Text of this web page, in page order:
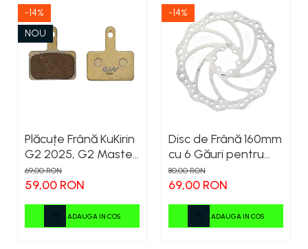
-14%
NOU
Plăcuțe Frână KuKirin
G2 2025, G2 Master,
G3 Pro, G4 – Set 2
Bucăți (Față sau
69,00 RON
59,00 RON
ADAUGA IN COS
-14%
Disc de Frână 160mm
cu 6 Găuri pentru
Trotinete Electrice
KuKirin G4 (Model
Performanță
Premium
80,00 RON
69,00 RON
ADAUGA IN COS